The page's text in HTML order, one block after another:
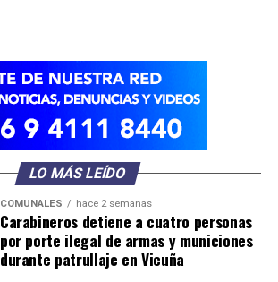
LO MÁS LEÍDO
COMUNALES hace 2 semanas
Carabineros detiene a cuatro personas
por porte ilegal de armas y municiones
durante patrullaje en Vicuña